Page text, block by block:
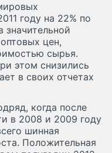
году на 22% по
цен,
сырья.
этом снизились
в своих отчетах
когда после
в 2008 и 2009 году
шинная
Положительная